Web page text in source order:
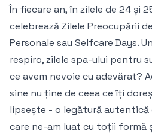
În fiecare an, în zilele de 24 și
celebrează Zilele Preocupării
Personale sau Selfcare Days.
respiro, zilele spa-ului pentru
ce avem nevoie cu adevărat?
sine nu ține de ceea ce îți
lipsește - o legătură autentică
care ne-am luat cu toții formă